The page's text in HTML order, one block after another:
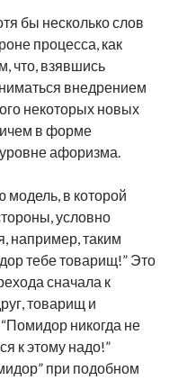
бы несколько слов
процесса, как
что, взявшись
внедрением
некоторых новых
в форме
афоризма.
в которой
условно
например, таким
тебе товарищ!” Это
сначала к
товарищ и
“Помидор никогда не
к этому надо!”
при подобном